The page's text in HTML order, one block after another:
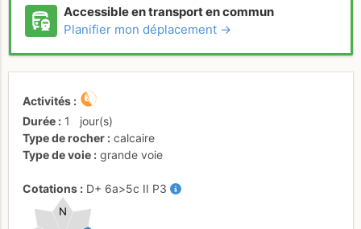
Accessible en transport en commun
Planifier mon déplacement →
Activités
Durée
1
jour(s)
Type de rocher
calcaire
Type de voie
grande voie
Cotations D+ 6a>5c II P3
N